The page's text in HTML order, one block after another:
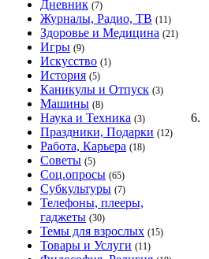
Дневник (7)
Журналы, Радио, ТВ (11)
Здоровье и Медицина (21)
Игры (9)
Искусство (1)
История (5)
Каникулы и Отпуск (3)
Машины (8)
Наука и Техника (3)
Праздники, Подарки (12)
Работа, Карьера (18)
Советы (5)
Соц.опросы (65)
Субкультуры (7)
Телефоны, плееры,
гаджеты (30)
Темы для взрослых (15)
Товары и Услуги (11)
6.